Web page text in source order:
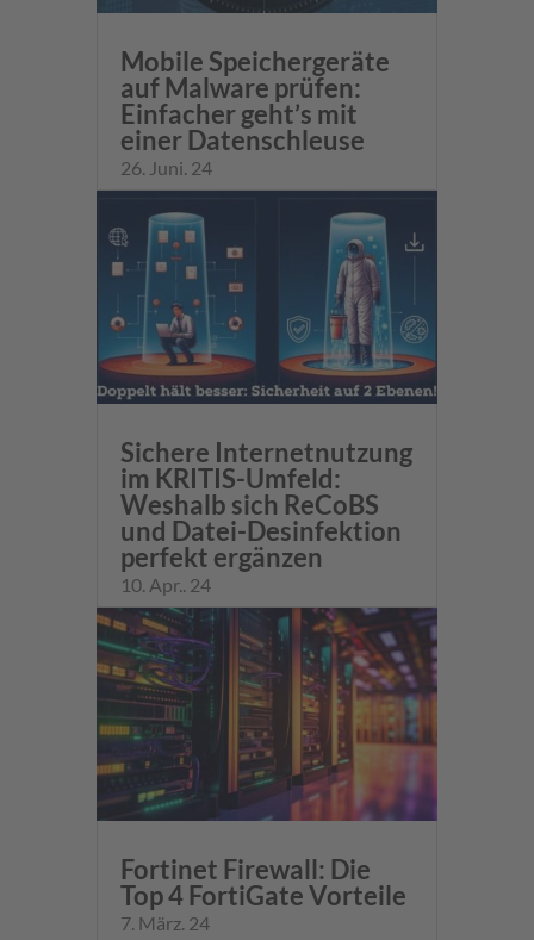
Mobile Speichergeräte
auf Malware prüfen:
Einfacher geht’s mit
einer Datenschleuse
26. Juni. 24
Sichere Internetnutzung
im KRITIS-Umfeld:
Weshalb sich ReCoBS
und Datei-Desinfektion
perfekt ergänzen
10. Apr.. 24
Fortinet Firewall: Die
Top 4 FortiGate Vorteile
7. März. 24